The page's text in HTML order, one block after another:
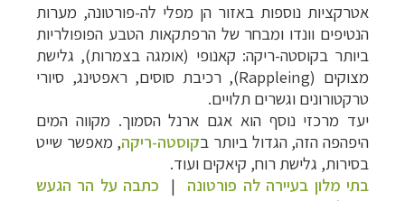
אטרקציות נוספות באזור הן מפלי לה-פורטונה, מערות
הנטיפים וונדו ומבחר של הרפתקאות הטבע הפופולריות
ביותר בקוסטה-ריקה: קאנופי (אומגה בצמרות), גלישת
מצוקים (Rappleing), רכיבת סוסים, ראפטינג, סיורי
טרקטורונים וגשרים תלויים.
יעד מרכזי נוסף הוא אגם ארנל הסמוך. מקווה המים
היפהפה הזה, הגדול ביותר בקוסטה-ריקה, מאפשר שייט
בסירות, גלישת רוח, קיאקים ועוד.
בתי מלון בעיירה לה פורטונה | כתבה על הר הגעש